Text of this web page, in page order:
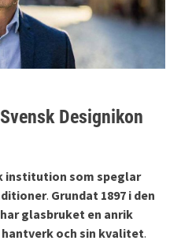
Designikon
institution som speglar
. Grundat 1897 i den
glasbruket en anrik
och sin kvalitet.